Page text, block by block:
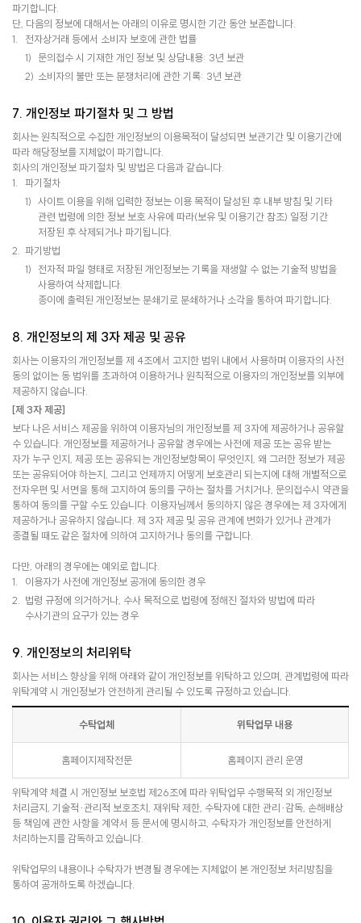
파기합니다.
단, 다음의 정보에 대해서는 아래의 이유로 명시한 기간 동안 보존합니다.
전자상거래 등에서 소비자 보호에 관한 법률
문의접수 시 기재한 개인 정보 및 상담내용: 3년 보관
소비자의 불만 또는 분쟁처리에 관한 기록: 3년 보관
7. 개인정보 파기절차 및 그 방법
회사는 원칙적으로 수집한 개인정보의 이용목적이 달성되면 보관기간 및 이용기간에
따라 해당정보를 지체없이 파기합니다.
회사의 개인정보 파기절차 및 방법은 다음과 같습니다.
파기절차
사이트 이용을 위해 입력한 정보는 이용 목적이 달성된 후 내부 방침 및 기타
관련 법령에 의한 정보 보호 사유에 따라(보유 및 이용기간 참조) 일정 기간
저장된 후 삭제되거나 파기됩니다.
파기방법
전자적 파일 형태로 저장된 개인정보는 기록을 재생할 수 없는 기술적 방법을
사용하여 삭제합니다.
종이에 출력된 개인정보는 분쇄기로 분쇄하거나 소각을 통하여 파기합니다.
8. 개인정보의 제 3자 제공 및 공유
회사는 이용자의 개인정보를 제 4조에서 고지한 범위 내에서 사용하며 이용자의 사전
동의 없이는 동 범위를 초과하여 이용하거나 원칙적으로 이용자의 개인정보를 외부에
제공하지 않습니다.
[제 3자 제공]
보다 나은 서비스 제공을 위하여 이용자님의 개인정보를 제 3자에 제공하거나 공유할
수 있습니다. 개인정보를 제공하거나 공유할 경우에는 사전에 제공 또는 공유 받는
자가 누구 인지, 제공 또는 공유되는 개인정보항목이 무엇인지, 왜 그러한 정보가 제공
또는 공유되어야 하는지, 그리고 언제까지 어떻게 보호관리 되는지에 대해 개별적으로
전자우편 및 서면을 통해 고지하여 동의를 구하는 절차를 거치거나, 문의접수시 약관을
통하여 동의를 구할 수도 있습니다. 이용자님께서 동의하지 않은 경우에는 제 3자에게
제공하거나 공유하지 않습니다. 제 3자 제공 및 공유 관계에 변화가 있거나 관계가
종결될 때도 같은 절차에 의하여 고지하거나 동의를 구합니다.
다만, 아래의 경우에는 예외로 합니다.
이용자가 사전에 개인정보 공개에 동의한 경우
법령 규정에 의거하거나, 수사 목적으로 법령에 정해진 절차와 방법에 따라
수사기관의 요구가 있는 경우
9. 개인정보의 처리위탁
회사는 서비스 향상을 위해 아래와 같이 개인정보를 위탁하고 있으며, 관계법령에 따라
위탁계약 시 개인정보가 안전하게 관리될 수 있도록 규정하고 있습니다.
수탁업체 위탁업무 내용
홈페이지제작전문 홈페이지 관리 운영
위탁계약 체결 시 개인정보 보호법 제26조에 따라 위탁업무 수행목적 외 개인정보
처리금지, 기술적∙관리적 보호조치, 재위탁 제한, 수탁자에 대한 관리∙감독, 손해배상
등 책임에 관한 사항을 계약서 등 문서에 명시하고, 수탁자가 개인정보를 안전하게
처리하는지를 감독하고 있습니다.
위탁업무의 내용이나 수탁자가 변경될 경우에는 지체없이 본 개인정보 처리방침을
통하여 공개하도록 하겠습니다.